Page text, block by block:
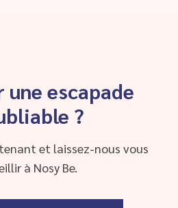
escapade
?
et laissez-nous vous
à Nosy Be.